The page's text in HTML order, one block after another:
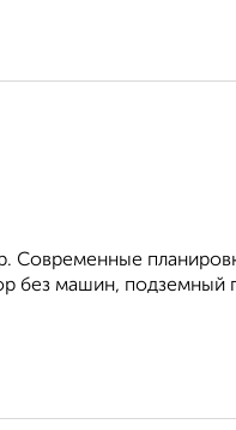
Современные
без машин, подземный